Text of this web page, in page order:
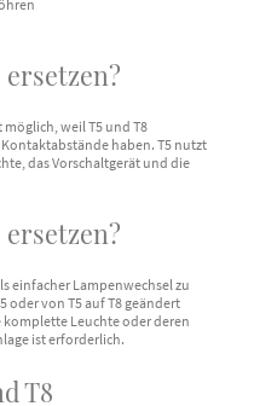
ersetzen?
weil T5 und T8
haben. T5 nutzt
das Vorschaltgerät und die
ersetzen?
einfacher Lampenwechsel zu
oder von T5 auf T8 geändert
Leuchte oder deren
ist erforderlich.
T8